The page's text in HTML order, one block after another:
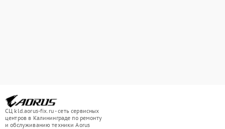
СЦ kld.aorus-fix.ru - сеть сервисных
центров в Калининграде по ремонту
и обслуживанию техники Aorus